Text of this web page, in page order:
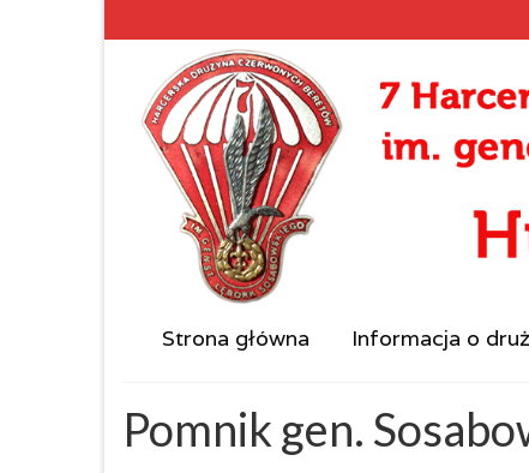
Strona główna Informacja o
Pomnik gen.